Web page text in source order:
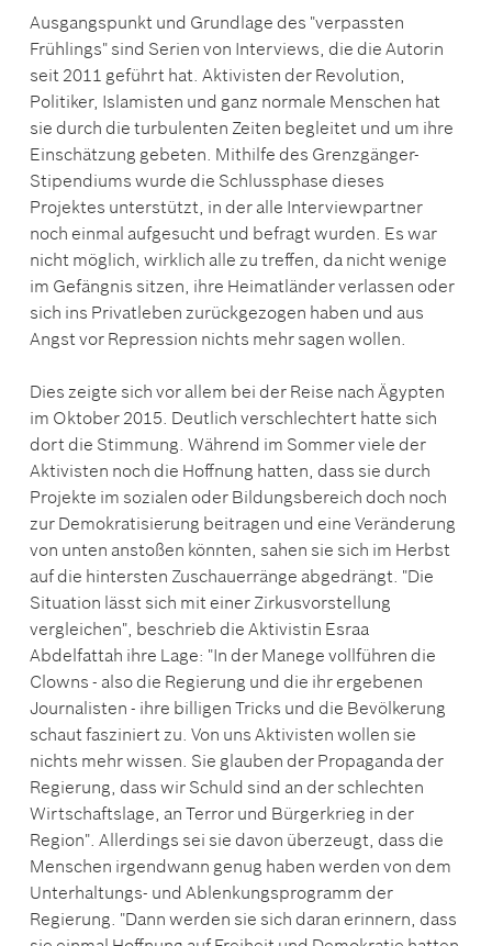
Ausgangspunkt und Grundlage des "verpassten
Frühlings" sind Serien von Interviews, die die Autorin
seit 2011 geführt hat. Aktivisten der Revolution,
Politiker, Islamisten und ganz normale Menschen hat
sie durch die turbulenten Zeiten begleitet und um ihre
Einschätzung gebeten. Mithilfe des Grenzgänger-
Stipendiums wurde die Schlussphase dieses
Projektes unterstützt, in der alle Interviewpartner
noch einmal aufgesucht und befragt wurden. Es war
nicht möglich, wirklich alle zu treffen, da nicht wenige
im Gefängnis sitzen, ihre Heimatländer verlassen oder
sich ins Privatleben zurückgezogen haben und aus
Angst vor Repression nichts mehr sagen wollen.
Dies zeigte sich vor allem bei der Reise nach Ägypten
im Oktober 2015. Deutlich verschlechtert hatte sich
dort die Stimmung. Während im Sommer viele der
Aktivisten noch die Hoffnung hatten, dass sie durch
Projekte im sozialen oder Bildungsbereich doch noch
zur Demokratisierung beitragen und eine Veränderung
von unten anstoßen könnten, sahen sie sich im Herbst
auf die hintersten Zuschauerränge abgedrängt. "Die
Situation lässt sich mit einer Zirkusvorstellung
vergleichen", beschrieb die Aktivistin Esraa
Abdelfattah ihre Lage: "In der Manege vollführen die
Clowns - also die Regierung und die ihr ergebenen
Journalisten - ihre billigen Tricks und die Bevölkerung
schaut fasziniert zu. Von uns Aktivisten wollen sie
nichts mehr wissen. Sie glauben der Propaganda der
Regierung, dass wir Schuld sind an der schlechten
Wirtschaftslage, an Terror und Bürgerkrieg in der
Region". Allerdings sei sie davon überzeugt, dass die
Menschen irgendwann genug haben werden von dem
Unterhaltungs- und Ablenkungsprogramm der
Regierung. "Dann werden sie sich daran erinnern, dass